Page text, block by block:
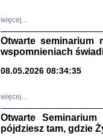
więcej...
Otwarte seminarium
wspomnieniach
08.05.2026 08:34:35
więcej...
Otwarte
pójdziesz tam, gdzie